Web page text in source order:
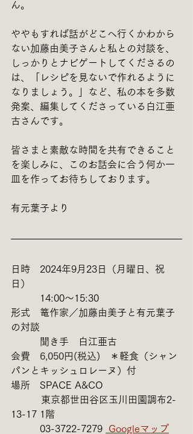
ん。
ややもすれば話がどこへ行くかわから
ない加藤由美子さんと私との対談を、
しっかりとナビゲートしてくださるの
は、「レシピを見ないで作れるように
なりましょう。」など、私の本を多数
発案、編集してくださっている白江亜
古さんです。
皆さまと素敵な時間を共有できること
を楽しみに、このお話会に合う何か一
皿を作ってお待ちしております。
有元葉子より
日時　2024年9月23日（月曜日、祝
日）
14:00〜15:30
形式　篭作家／加藤由美子と有元葉子
の対談
聞き手　白江亜古
会費 6,050円(税込) ＊軽食（シャン
パンとキッシュロレーヌ）付
場所　SPACE A&CO
13-17 1階
03-3722-7279
Googleマップ